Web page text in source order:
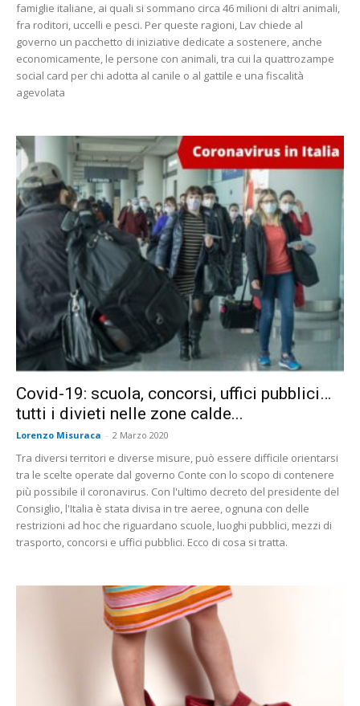
famiglie italiane, ai quali si sommano circa 46 milioni di altri animali,
fra roditori, uccelli e pesci. Per queste ragioni, Lav chiede al
governo un pacchetto di iniziative dedicate a sostenere, anche
economicamente, le persone con animali, tra cui la quattrozampe
social card per chi adotta al canile o al gattile e una fiscalità
agevolata
Covid-19: scuola, concorsi, uffici pubblici…
tutti i divieti nelle zone calde...
Lorenzo Misuraca - 2 Marzo 2020
Tra diversi territori e diverse misure, può essere difficile orientarsi
tra le scelte operate dal governo Conte con lo scopo di contenere
più possibile il coronavirus. Con l'ultimo decreto del presidente del
Consiglio, l'Italia è stata divisa in tre aeree, ognuna con delle
restrizioni ad hoc che riguardano scuole, luoghi pubblici, mezzi di
trasporto, concorsi e uffici pubblici. Ecco di cosa si tratta.